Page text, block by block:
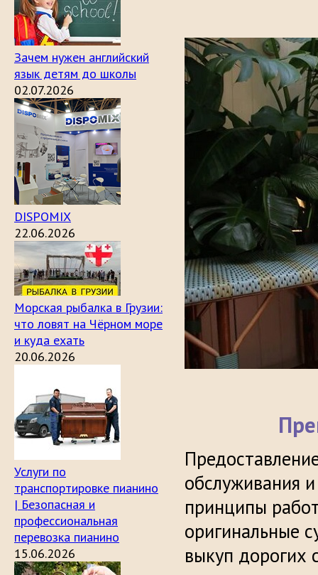
Зачем нужен английский
язык детям до школы
02.07.2026
DISPOMIX
22.06.2026
Морская рыбалка в Грузии:
что ловят на Чёрном море
и куда ехать
20.06.2026
Услуги по
транспортировке пианино
| Безопасная и
профессиональная
перевозка пианино
15.06.2026
обслуживания
принципы
оригинальные
выкуп дорогих